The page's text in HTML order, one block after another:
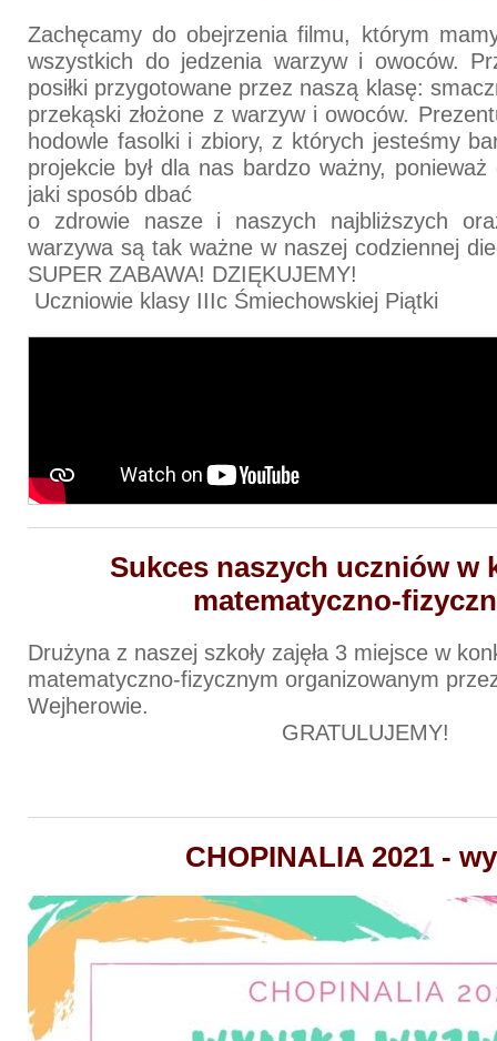
Zachęcamy do obejrzenia filmu, którym
wszystkich do jedzenia warzyw i owoców.
posiłki przygotowane przez naszą klasę:
przekąski złożone z warzyw i owoców.
hodowle fasolki i zbiory, z których jesteśmy
projekcie był dla nas bardzo ważny,
jaki sposób dbać
o zdrowie nasze i naszych najbliższych
warzywa są tak ważne w naszej codziennej
SUPER ZABAWA! DZIĘKUJEMY!
Uczniowie klasy IIIc Śmiechowskiej Piątki
Sukces naszych uczniów w
matematyczno-
Drużyna z naszej szkoły zajęła 3 miejsce w
matematyczno-fizycznym organizowanym
Wejherowie.
GRATULUJEMY!
CHOPINALIA 2021 -